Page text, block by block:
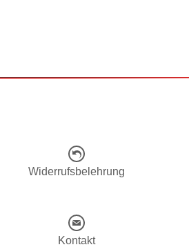
Widerrufsbelehrung
Kontakt